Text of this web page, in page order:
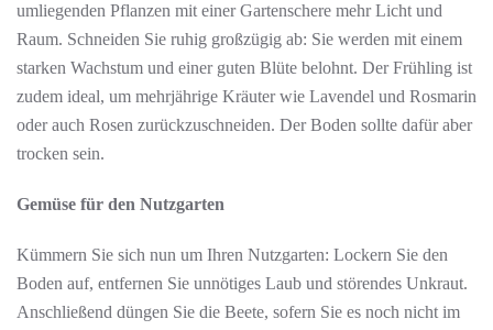
umliegenden Pflanzen mit einer Gartenschere mehr Licht und
Raum. Schneiden Sie ruhig großzügig ab: Sie werden mit einem
starken Wachstum und einer guten Blüte belohnt. Der Frühling ist
zudem ideal, um mehrjährige Kräuter wie Lavendel und Rosmarin
oder auch Rosen zurückzuschneiden. Der Boden sollte dafür aber
trocken sein.
Gemüse für den Nutzgarten
Kümmern Sie sich nun um Ihren Nutzgarten: Lockern Sie den
Boden auf, entfernen Sie unnötiges Laub und störendes Unkraut.
Anschließend düngen Sie die Beete, sofern Sie es noch nicht im